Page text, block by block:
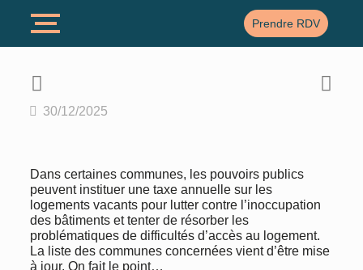
Prendre RDV
30/12/2025
Dans certaines communes, les pouvoirs publics
peuvent instituer une taxe annuelle sur les
logements vacants pour lutter contre l’inoccupation
des bâtiments et tenter de résorber les
problématiques de difficultés d’accès au logement.
La liste des communes concernées vient d’être mise
à jour. On fait le point…